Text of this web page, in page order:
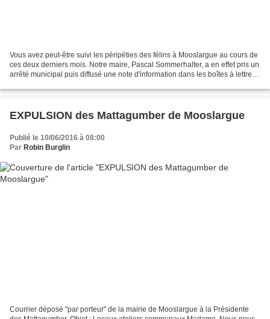
Vous avez peut-être suivi les péripéties des félins à Mooslargue au cours de
ces deux derniers mois. Notre maire, Pascal Sommerhalter, a en effet pris un
arrêté municipal puis diffusé une note d'information dans les boîtes à lettres
EXPULSION des Mattagumber de Mooslargue
Publié le 10/06/2016 à 08:00
Par Robin Burglin
Courrier déposé "par porteur" de la mairie de Mooslargue à la Présidente